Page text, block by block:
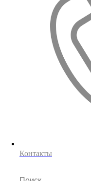
Контакты